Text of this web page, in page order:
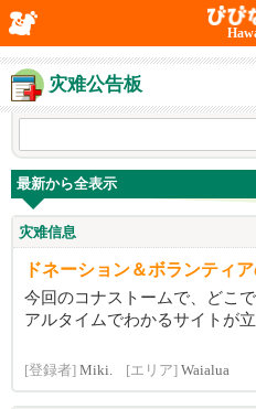
灾难公告板
最新から全表示
灾难信息
ドネーション＆ボランティ
今回のコナストームで、どこ
アルタイムでわかるサイトが
[登録者] Miki. [エリア] Waialua